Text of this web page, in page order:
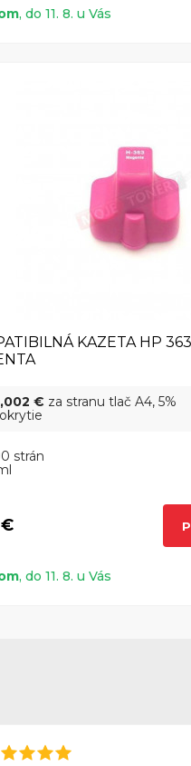
, do 11. 8. u Vás
KAZETA HP
€ za stranu tlač A4, 5%
strán
, do 11. 8. u Vás